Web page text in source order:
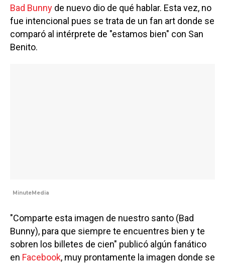
Bad Bunny de nuevo dio de qué hablar. Esta vez, no
fue intencional pues se trata de un fan art donde se
comparó al intérprete de "estamos bien" con San
Benito.
MinuteMedia
"Comparte esta imagen de nuestro santo (Bad
Bunny), para que siempre te encuentres bien y te
sobren los billetes de cien" publicó algún fanático
en Facebook, muy prontamente la imagen donde se